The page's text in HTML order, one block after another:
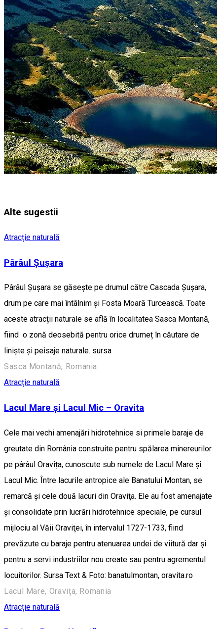
Alte sugestii
Atracție naturală
Pârâul Șușara
Pârâul Șușara se găsește pe drumul către Cascada Șușara,
drum pe care mai întâlnim și Fosta Moară Turcească. Toate
aceste atracții naturale se află în localitatea Sasca Montană,
fiind o zonă deosebită pentru orice drumeț în căutare de
liniște și peisaje naturale. sursa
Sasca Montană, Romania
Atracție naturală
Lacul Mare şi Lacul Mic – Oravita
Cele mai vechi amenajări hidrotehnice si primele baraje de
greutate din România construite pentru spălarea minereurilor
pe pârâul Oravița, cunoscute sub numele de Lacul Mare și
Lacul Mic. Între lacurile antropice ale Banatului Montan, se
remarcă şi cele două lacuri din Oraviţa. Ele au fost amenajate
şi consolidate prin lucrări hidrotehnice speciale, pe cursul
mijlociu al Văii Oraviţei, în intervalul 1727-1733, fiind
prevăzute cu baraje pentru atenuarea undei de viitură dar şi
pentru a servi industriilor nou create sau pentru agrementul
locuitorilor. Sursa Text & Foto: banatulmontan, oravita.ro
Lacul Mare, Oravița, Romania
Atracție naturală